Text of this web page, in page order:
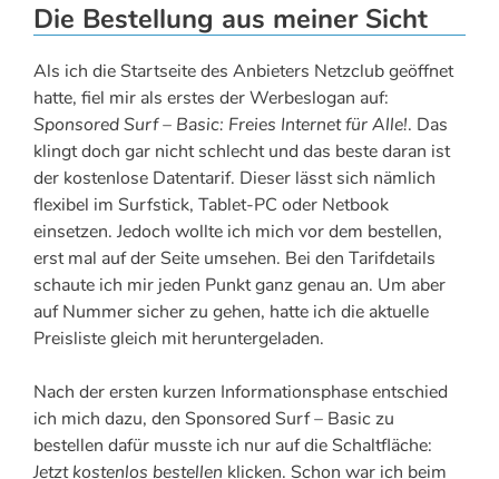
Die Bestellung aus meiner Sicht
Als ich die Startseite des Anbieters Netzclub geöffnet
hatte, fiel mir als erstes der Werbeslogan auf:
Sponsored Surf – Basic: Freies Internet für Alle!. Das
klingt doch gar nicht schlecht und das beste daran ist
der kostenlose Datentarif. Dieser lässt sich nämlich
flexibel im Surfstick, Tablet-PC oder Netbook
einsetzen. Jedoch wollte ich mich vor dem bestellen,
erst mal auf der Seite umsehen. Bei den Tarifdetails
schaute ich mir jeden Punkt ganz genau an. Um aber
auf Nummer sicher zu gehen, hatte ich die aktuelle
Preisliste gleich mit heruntergeladen.
Nach der ersten kurzen Informationsphase entschied
ich mich dazu, den Sponsored Surf – Basic zu
bestellen dafür musste ich nur auf die Schaltfläche:
Jetzt kostenlos bestellen klicken. Schon war ich beim